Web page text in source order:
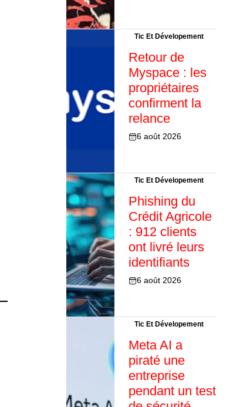
Tic Et Dévelopement
Retour de
Myspace : les
propriétaires
confirment la
relance
6 août 2026
Tic Et Dévelopement
Phishing du
Crédit Agricole
: 912 clients
ont livré leurs
identifiants
6 août 2026
Tic Et Dévelopement
Meta AI a
piraté une
entreprise
pendant un test